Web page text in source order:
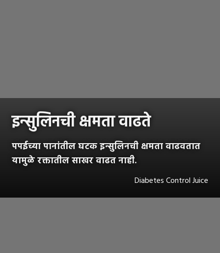
इन्सुलिनची क्षमता वाढते
पपईच्या पानांतील घटक इन्सुलिनची क्षमता वाढवतात
यामुळे रक्तातील साखर वाढत नाही.
Diabetes Control Juice